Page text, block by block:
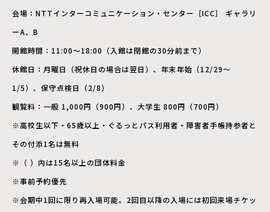
会場：NTTインターコミュニケーション・センター［ICC］ ギャラリ
ーA、B
開館時間：11:00〜18:00（入館は閉館の30分前まで）
休館日：月曜日（祝休日の場合は翌日）、年末年始（12/29〜
1/5）、保守点検日（2/8）
観覧料：一般 1,000円（900円）、大学生 800円（700円）
※高校生以下・65歳以上・ぐるっとパス利用者・障害者手帳持参者と
その付添1名は無料
※（ ）内は15名以上の団体料金
※事前予約優先
※会期中1回に限り再入場可能。2回目以降の入場には初回来場チケッ